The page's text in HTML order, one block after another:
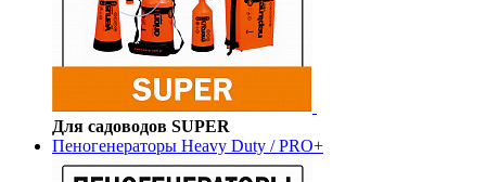
Для садоводов SUPER
Пеногенераторы Heavy Duty / PRO+